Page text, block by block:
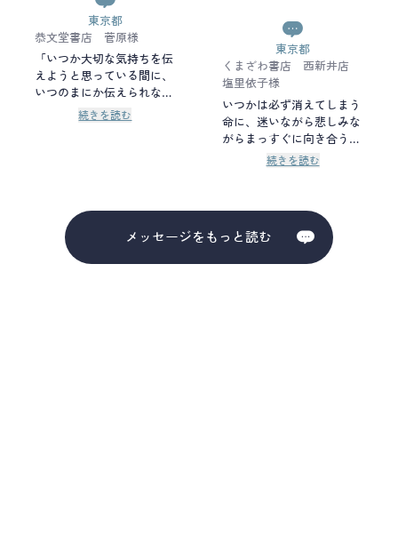
マチ先生。その言葉は、読
む人の心にきっと確かな灯
りを点し、そして救うはず
です。 南先生、龍之介
君、花垣准教授…マチ先生
を取り巻く面々の人となり
もより深く描かれていて、
東京都
恭文堂書店 菅原様
「いつか大切な気持ちを伝
えようと思っている間に、
いつのまにか伝えられなく
なっている。そんな景色を
目の当たりにし、コロナに
よって日常生活が激変して
しまった経験を経た私たち
にとっては、今生きている
続きを読む
東京都
くまざわ書店 西新井店
塩里依子様
いつかは必ず消えてしまう
命に、迷いながら悲しみな
がらまっすぐに向き合うマ
チ先生の言葉ひとつひとつ
ないものだったとしても、
きっと最後まで自分らしく
生き切ることができる。
続きを読む
メッセージをもっと読む